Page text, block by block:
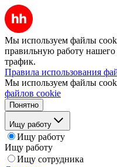
Мы используем файлы
правильную работу нашего
трафик.
Правила использования
Мы используем файлы
файлов cookie
Понятно
Ищу работу
Ищу работу
Ищу работу
Ищу сотрудника